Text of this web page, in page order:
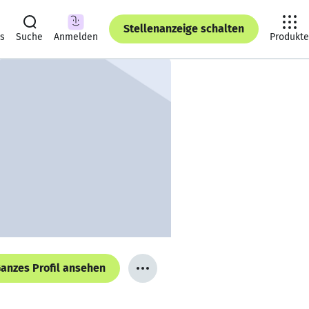
Suche Anmelden
Stellenanzeige schalten
Produkte
Profil ansehen